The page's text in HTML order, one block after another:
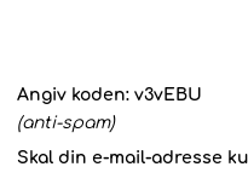
Angiv koden: v3vEBU
(anti-spam)
Skal din e-mail-adresse